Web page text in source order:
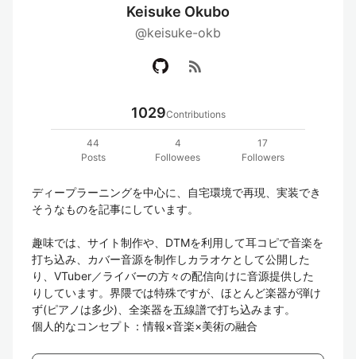
Keisuke Okubo
@keisuke-okb
rss_feed
1029Contributions
44
Posts
4
Followees
17
Followers
ディープラーニングを中心に、自宅環境で再現、実装でき
そうなものを記事にしています。
趣味では、サイト制作や、DTMを利用して耳コピで音楽を
打ち込み、カバー音源を制作しカラオケとして公開した
り、VTuber／ライバーの方々の配信向けに音源提供した
りしています。界隈では特殊ですが、ほとんど楽器が弾け
ず(ピアノは多少)、全楽器を五線譜で打ち込みます。
個人的なコンセプト：情報×音楽×美術の融合